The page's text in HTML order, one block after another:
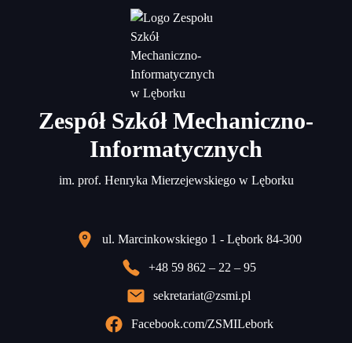
Zespół Szkół Mechaniczno-
Informatycznych
im. prof. Henryka Mierzejewskiego w Lęborku
ul. Marcinkowskiego 1 - Lębork 84-300
+48 59 862 – 22 – 95
sekretariat@zsmi.pl
Facebook.com/ZSMILebork